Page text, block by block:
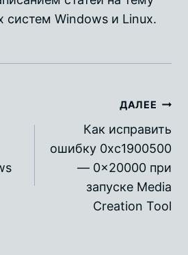
систем Windows и Linux.
ДАЛЕЕ
Как исправить
ошибку 0xc1900500
— 0x20000 при
запуске Media
Creation Tool